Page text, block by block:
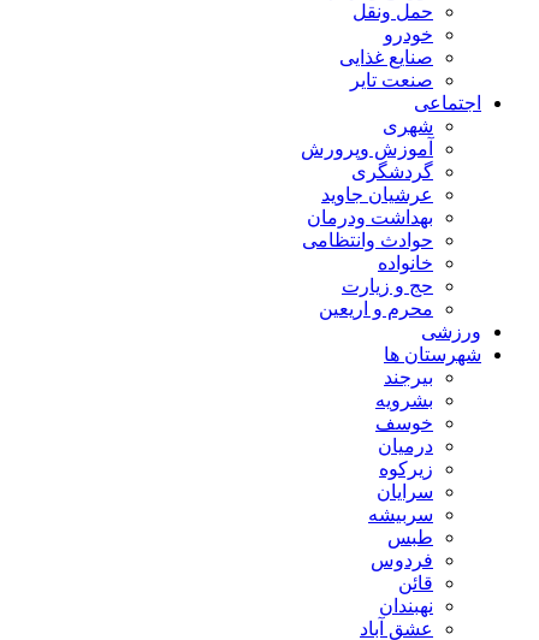
حمل ونقل
خودرو
صنایع غذایی
صنعت تایر
اجتماعی
شهری
آموزش وپرورش
گردشگری
عرشیان جاوید
بهداشت ودرمان
حوادث وانتظامی
خانواده
حج و زیارت
محرم و اریعین
ورزشی
شهرستان ها
بیرجند
بشرویه
خوسف
درمیان
زیرکوه
سرایان
سربیشه
طبس
فردوس
قائن
نهبندان
عشق آباد